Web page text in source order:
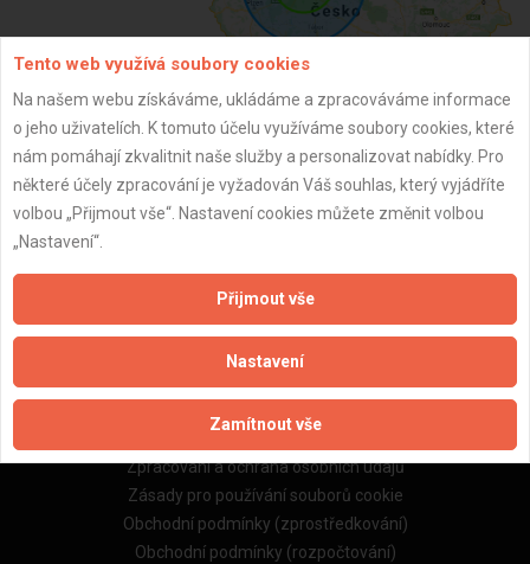
ZPĚT
Důležité informace
Zpracování a ochrana osobních údajů
Zásady pro používání souborů cookie
Obchodní podmínky (zprostředkování)
Obchodní podmínky (rozpočtování)
Tento web využívá soubory cookies
Na našem webu získáváme, ukládáme a zpracováváme informace
o jeho uživatelích. K tomuto účelu využíváme soubory cookies, které
nám pomáhají zkvalitnit naše služby a personalizovat nabídky. Pro
některé účely zpracování je vyžadován Váš souhlas, který vyjádříte
volbou „Přijmout vše“. Nastavení cookies můžete změnit volbou
„Nastavení“.
Přijmout vše
Nastavení
Zamítnout vše